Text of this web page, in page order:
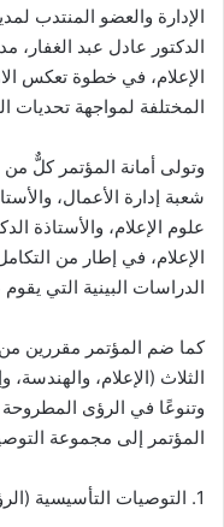
الإدارة والعضو المنتدب
الدكتور عادل عبد الغفار،
الإعلام، في خطوة تعكس
المختلفة لمواجهة تحديات
وتولى أمانة المؤتمر كلٌّ
شعبة إدارة الأعمال،
علوم الإعلام، والأستاذة
الإعلام، في إطار من
الدراسات البينية التي يقوم
كما ضم المؤتمر مقررين
الثلاث (الإعلام،
وتنوعًا في الرؤى
المؤتمر إلى مجموعة
1. التوصيات التأسيسية (الرؤية الوطنية والتحول المؤسسي)